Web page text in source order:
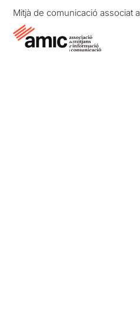
Mitjà de comunicació associat a